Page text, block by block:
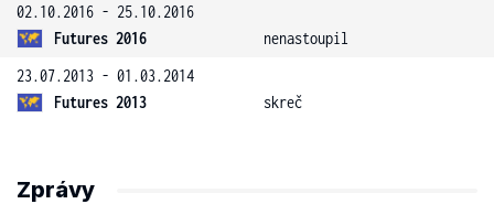
02.10.2016 - 25.10.2016
Futures 2016
nenastoupil
23.07.2013 - 01.03.2014
Futures 2013
skreč
Zprávy